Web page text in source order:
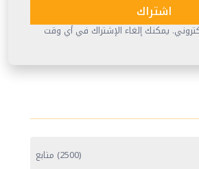
اشتراك
يمكنك إلغاء الإشتراك في أي وقت
(2500) متابع